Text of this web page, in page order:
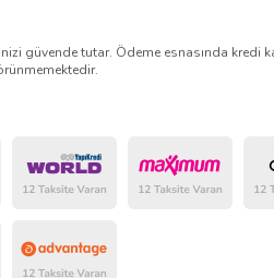
güvende tutar. Ödeme esnasında kredi